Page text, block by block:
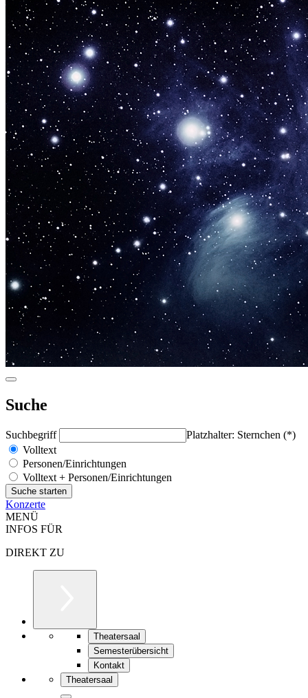
Suche
Suchbegriff
Platzhalter: Sternchen (*)
Volltext
Personen/Einrichtungen
Volltext + Personen/Einrichtungen
Konzerte
MENÜ
INFOS FÜR
DIREKT ZU
Theatersaal
Semesterübersicht
Kontakt
Theatersaal